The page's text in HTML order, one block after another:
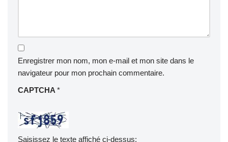
Enregistrer mon nom, mon e-mail et mon site dans le
navigateur pour mon prochain commentaire.
CAPTCHA *
Saisissez le texte affiché ci-dessus: